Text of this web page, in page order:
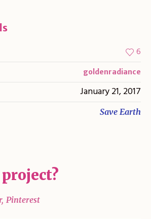
6
goldenradiance
January 21, 2017
Save Earth
Pinterest